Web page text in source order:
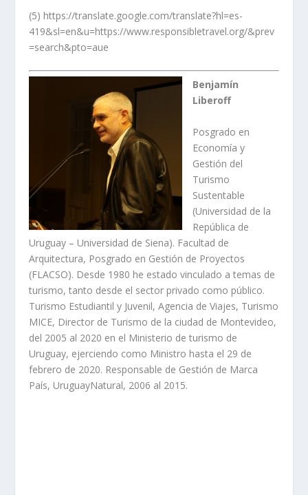
(5) https://translate.google.com/translate?hl=es-
419&sl=en&u=https://www.responsibletravel.org/&prev
=search&pto=aue
Benjamín
Liberoff
Posgrado en
Economía y
Gestión del
Turismo
Sustentable
(Universidad de la
República de
Uruguay – Universidad de Siena). Facultad de
Arquitectura, Posgrado en Gestión de Proyectos
(FLACSO). Desde 1980 he estado vinculado a temas de
turismo, tanto desde el sector privado como público.
Turismo Estudiantil y Juvenil, Agencia de Viajes, Turismo
MICE, Director de Turismo de la ciudad de Montevideo,
del 2005 al 2020 en el Ministerio de turismo de
Uruguay, ejerciendo como Ministro hasta el 29 de
febrero de 2020. Responsable de Gestión de Marca
País, UruguayNatural, 2006 al 2015.